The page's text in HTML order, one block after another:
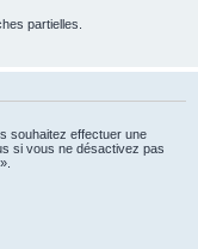
partielles.
souhaitez effectuer une
si vous ne désactivez pas